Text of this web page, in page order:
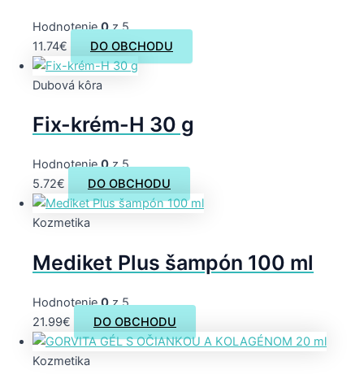
Hodnotenie0z 5
11.74€ DO OBCHODU
Dubová kôra
Fix-krém-H 30 g
Hodnotenie0z 5
5.72€ DO OBCHODU
Kozmetika
Mediket Plus šampón 100 ml
Hodnotenie0z 5
21.99€ DO OBCHODU
Kozmetika